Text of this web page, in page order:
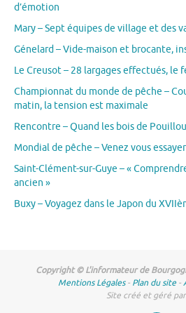
d’émotion
Mary – Sept équipes de village et des
Génelard – Vide-maison et brocante,
Le Creusot – 28 largages effectués, le
Championnat du monde de pêche –
matin, la tension est maximale
Rencontre – Quand les bois de
Mondial de pêche – Venez vous
Saint-Clément-sur-Guye – «
ancien »
Buxy – Voyagez dans le Japon du
Copyright © L'informateur de
Mentions Légales- Plan du site -
Site créé et géré par